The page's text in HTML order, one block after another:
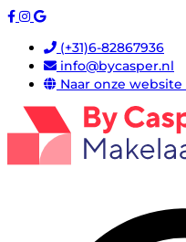
(+31)6-82867936
info@bycasper.nl
Naar onze website